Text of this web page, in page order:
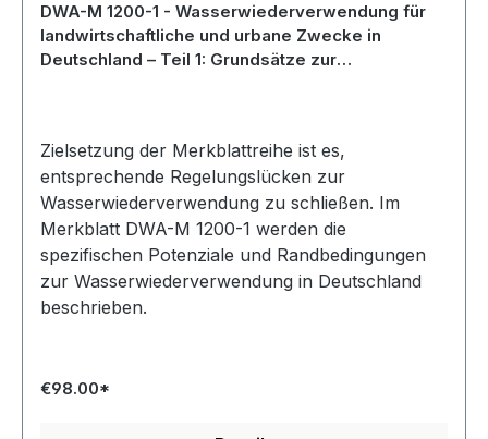
DWA-M 1200-1 - Wasserwiederverwendung für
landwirtschaftliche und urbane Zwecke in
Deutschland – Teil 1: Grundsätze zur
Zielsetzung der Merkblattreihe ist es,
entsprechende Regelungslücken zur
Wasserwiederverwendung zu schließen. Im
Merkblatt DWA-M 1200-1 werden die
spezifischen Potenziale und Randbedingungen
zur Wasserwiederverwendung in Deutschland
beschrieben.
€98.00*